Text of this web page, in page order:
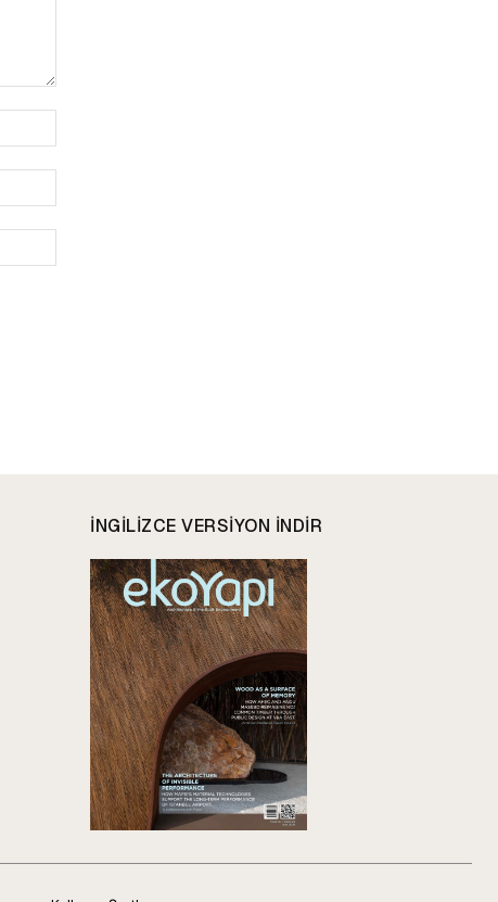
Posta:*
INGILIZCE VERSIYON INDIR